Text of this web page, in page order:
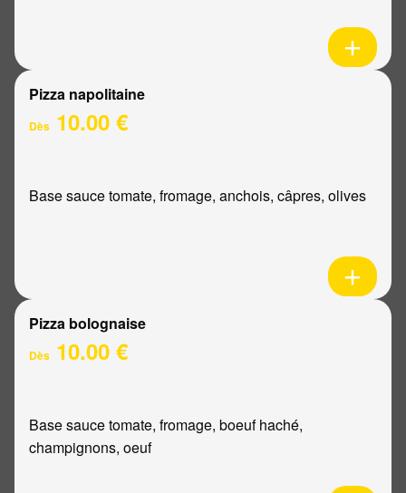
Pizza napolitaine
Dès 10.00 €
Base sauce tomate, fromage, anchois, câpres, olives
Pizza bolognaise
Dès 10.00 €
Base sauce tomate, fromage, boeuf haché,
champignons, oeuf